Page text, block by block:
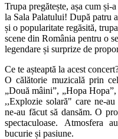
Trupa pregătește, așa cum
la Sala Palatului! După patru
și o popularitate regăsită,
scene din România pentru o
legendare și surprize de
Ce te așteaptă la acest
O călătorie muzicală prin
„Două mâini”, „Hopa
,,Explozie solară" care ne-
ne-au făcut să dansăm. O
spectaculoase. Atmosfera
bucurie și pasiune.